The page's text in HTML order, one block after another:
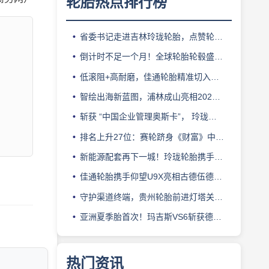
省委书记走进吉林玲珑轮胎，点赞轮胎智造标杆
倒计时不足一个月！全球轮胎轮毂盛会即将登陆上海！
低滚阻+高耐磨，佳通轮胎精准切入新能源轻卡赛道
智绘出海新蓝图，浦林成山亮相2026泰中合作博览会
斩获 “中国企业管理奥斯卡”， 玲珑轮胎蝉联 BMC 大奖
排名上升27位：赛轮跻身《财富》中国500强背后的增长逻辑
新能源配套再下一城！玲珑轮胎携手小鹏L03全球上市
佳通轮胎携手仰望U9X亮相古德伍德，以轮胎科技挑战性能边界
守护渠道终端，贵州轮胎前进灯塔关爱基金驰援长春受灾门店
亚洲夏季胎首次！玛吉斯VS6斩获德国TÜV SÜD高阶认证
热门资讯